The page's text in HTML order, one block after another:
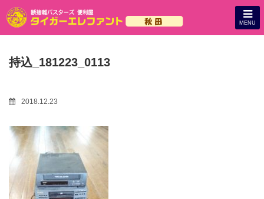
MENU
持込_181223_0113
2018.12.23